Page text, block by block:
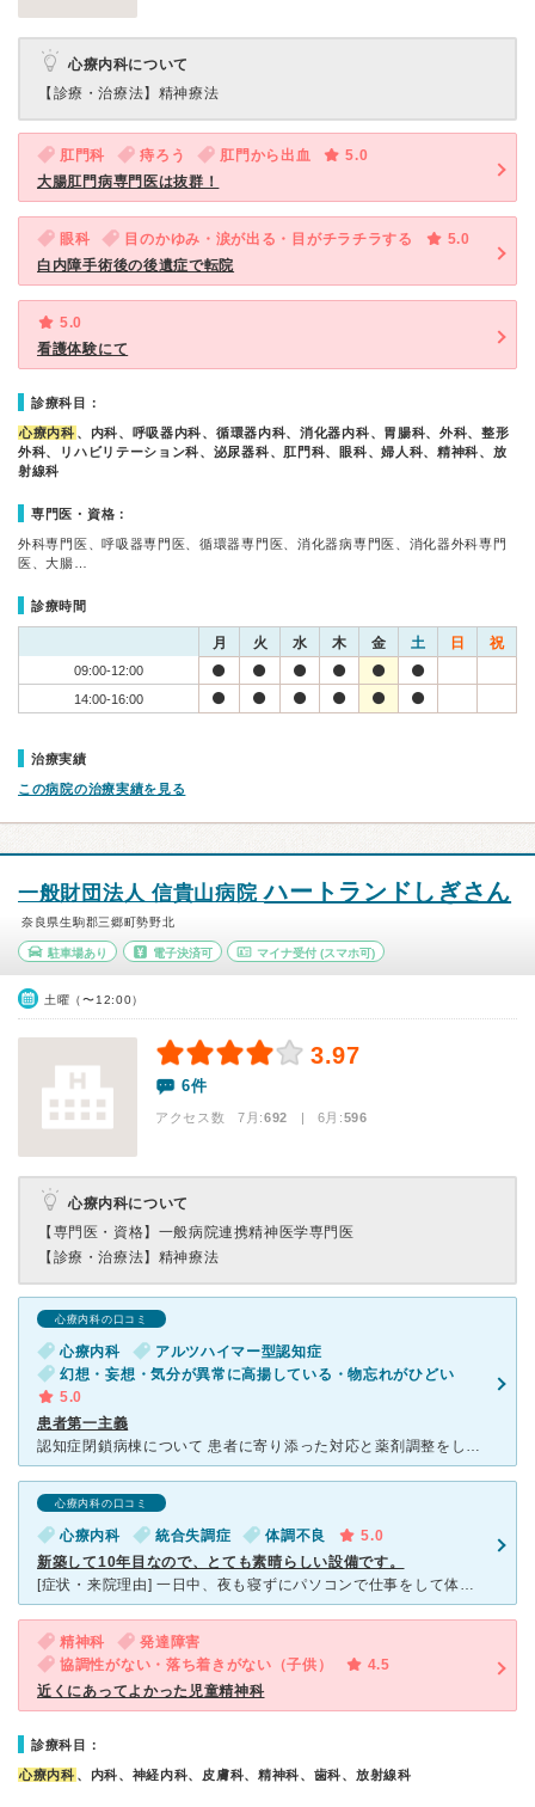
心療内科について
【診療・治療法】 精神療法
肛門科 痔ろう 肛門から出血
5.0
大腸肛門病専門医は抜群！
眼科 目のかゆみ・涙が出る・目がチラチラする
5.0
白内障手術後の後遺症で転院
5.0
看護体験にて
診療科目：
心療内科 、内科、呼吸器内科、循環器内科、消化器内科、胃腸科、外科、整形
外科、リハビリテーション科、泌尿器科、肛門科、眼科、婦人科、精神科、放
射線科
専門医・資格：
外科専門医、呼吸器専門医、循環器専門医、消化器病専門医、消化器外科専門
医、大腸…
診療時間
月 火 水 木 金 土 日 祝
09:00-12:00
14:00-16:00
治療実績
この病院の治療実績を見る
一般財団法人 信貴山病院ハートランドしぎさん
奈良県生駒郡三郷町勢野北
駐車場あり 電子決済可 マイナ受付 (スマホ可)
土曜（〜12:00）
3.97
6件
アクセス数 7月:692 | 6月:596
心療内科について
【専門医・資格】 一般病院連携精神医学専門医
【診療・治療法】 精神療法
心療内科の口コミ
心療内科
アルツハイマー型認知症
幻想・妄想・気分が異常に高揚している・物忘れがひどい
5.0
患者第一主義
認知症閉鎖病棟について 患者に寄り添った対応と薬剤調整をしてくれています。 ここへ入院してから、随分と性格が穏やかになりました。 若いナースさんや介護士さんも親切丁寧です。 患者に対してい
心療内科の口コミ
心療内科 統合失調症 体調不良
5.0
新築して10年目なので、とても素晴らしい設備です。
[症状・来院理由] 一日中、夜も寝ずにパソコンで仕事をして体調を壊したから通院を始めました。 [医師の診断・治療法] とにかく今の状態で服薬を続けて、焦らずゆったりと、毎日を平穏に過ごす事。すぐ
精神科
発達障害
協調性がない・落ち着きがない（子供）
4.5
近くにあってよかった児童精神科
診療科目：
心療内科 、内科、神経内科、皮膚科、精神科、歯科、放射線科